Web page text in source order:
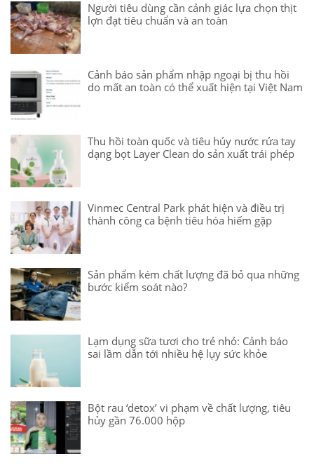
Người tiêu dùng cần cảnh giác lựa chọn thịt
lợn đạt tiêu chuẩn và an toàn
Cảnh báo sản phẩm nhập ngoại bị thu hồi
do mất an toàn có thể xuất hiện tại Việt Nam
Thu hồi toàn quốc và tiêu hủy nước rửa tay
dạng bọt Layer Clean do sản xuất trái phép
Vinmec Central Park phát hiện và điều trị
thành công ca bệnh tiêu hóa hiếm gặp
Sản phẩm kém chất lượng đã bỏ qua những
bước kiểm soát nào?
Lạm dụng sữa tươi cho trẻ nhỏ: Cảnh báo
sai lầm dẫn tới nhiều hệ lụy sức khỏe
Bột rau ‘detox’ vi phạm về chất lượng, tiêu
hủy gần 76.000 hộp